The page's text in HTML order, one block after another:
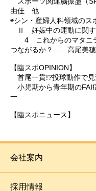
由佳 他
◉シン・産婦人科領域の
Ⅱ 妊娠中の運動に関す
4 これからのマタニテ
つながるか？……高尾美穂
【臨スポOPINION】
首尾一貫!?投球動作で
小児期から青年期の
一
【臨スポニュース】
会社案内
採用情報